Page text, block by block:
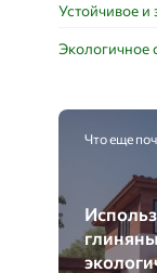
Устойчивое и
Экологичное
Что еще